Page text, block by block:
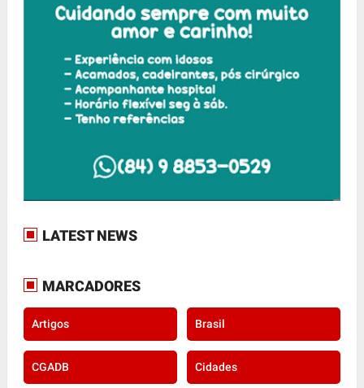
LATEST NEWS
MARCADORES
Artigos Brasil
CGADB Cidades